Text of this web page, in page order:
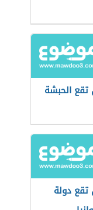
تقع الحبشة
تقع دولة